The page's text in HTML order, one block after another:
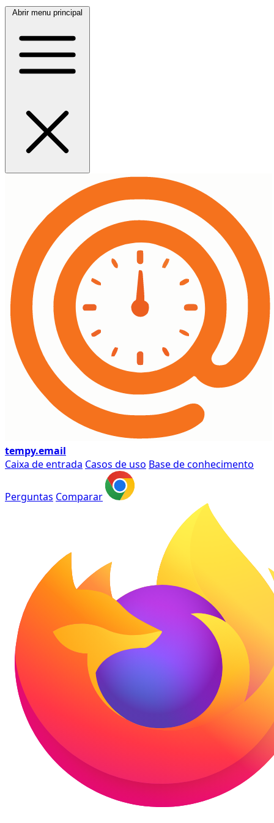
Abrir menu principal
tempy.email
Caixa de entrada Casos de uso Base de conhecimento
Perguntas Comparar